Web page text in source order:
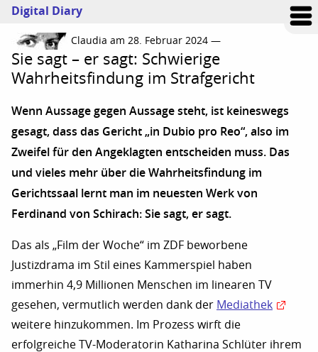
Digital Diary
Claudia am 28. Februar 2024 —
Sie sagt – er sagt: Schwierige
Wahrheitsfindung im Strafgericht
Wenn Aussage gegen Aussage steht, ist keineswegs
gesagt, dass das Gericht „in Dubio pro Reo“, also im
Zweifel für den Angeklagten entscheiden muss. Das
und vieles mehr über die Wahrheitsfindung im
Gerichtssaal lernt man im neuesten Werk von
Ferdinand von Schirach: Sie sagt, er sagt.
Das als „Film der Woche“ im ZDF beworbene
Justizdrama im Stil eines Kammerspiel haben
immerhin 4,9 Millionen Menschen im linearen TV
gesehen, vermutlich werden dank der Mediathek
weitere hinzukommen. Im Prozess wirft die
erfolgreiche TV-Moderatorin Katharina Schlüter ihrem